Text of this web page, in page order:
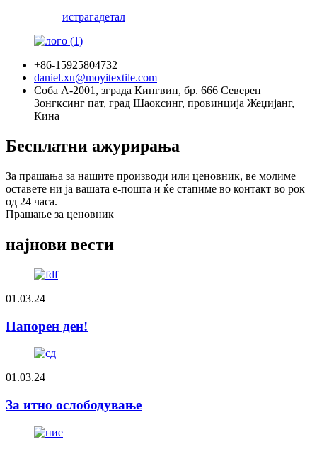
истрагадетал
+86-15925804732
daniel.xu@moyitextile.com
Соба А-2001, зграда Кингвин, бр. 666 Северен
Зонгксинг пат, град Шаоксинг, провинција Жеџијанг,
Кина
Бесплатни ажурирања
За прашања за нашите производи или ценовник, ве молиме
оставете ни ја вашата е-пошта и ќе стапиме во контакт во рок
од 24 часа.
Прашање за ценовник
најнови вести
01.03.24
Напорен ден!
01.03.24
За итно ослободување